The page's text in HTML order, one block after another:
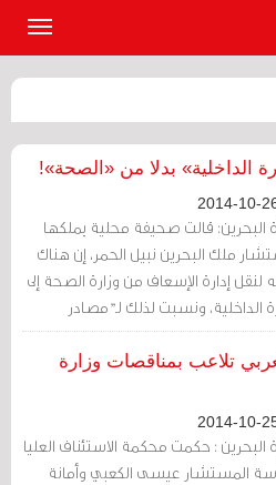
الداخلية» بدلا من «الصحة»!
البحرين: قالت صحيفة محلية يملكها
ملك البحرين نبيل الحمر، إن هناك
لنقل إدارة الإسعاف من وزارة الصحة إلى
الداخلية، ونسبت لذلك لـ"مصادر
10 سنوات لعربي تلاعب بمناقصات وزارة
البحرين : حكمت محكمة الاستئناف العليا
المستشار عيسى الكعبي وأمانة